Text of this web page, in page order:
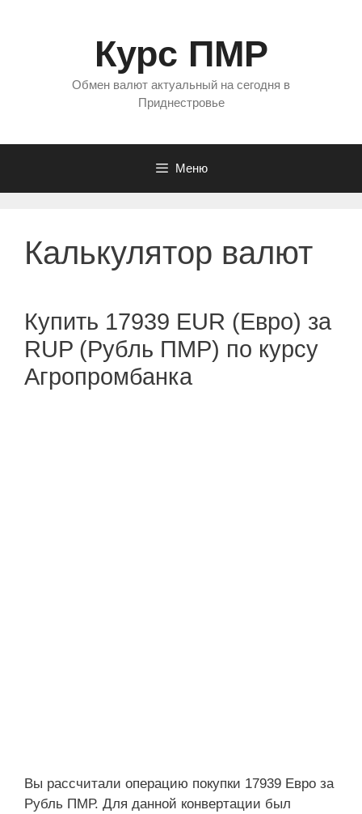
Курс ПМР
Обмен валют актуальный на сегодня в
Приднестровье
Меню
Калькулятор валют
Купить 17939 EUR (Евро) за
RUP (Рубль ПМР) по курсу
Агропромбанка
Вы рассчитали операцию покупки 17939 Евро за
Рубль ПМР. Для данной конвертации был